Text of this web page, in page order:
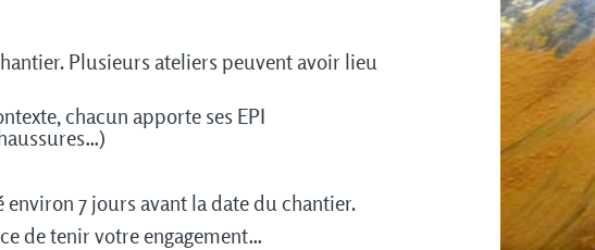
Plusieurs ateliers peuvent avoir lieu
chacun apporte ses EPI
7 jours avant la date du chantier.
de tenir votre engagement…